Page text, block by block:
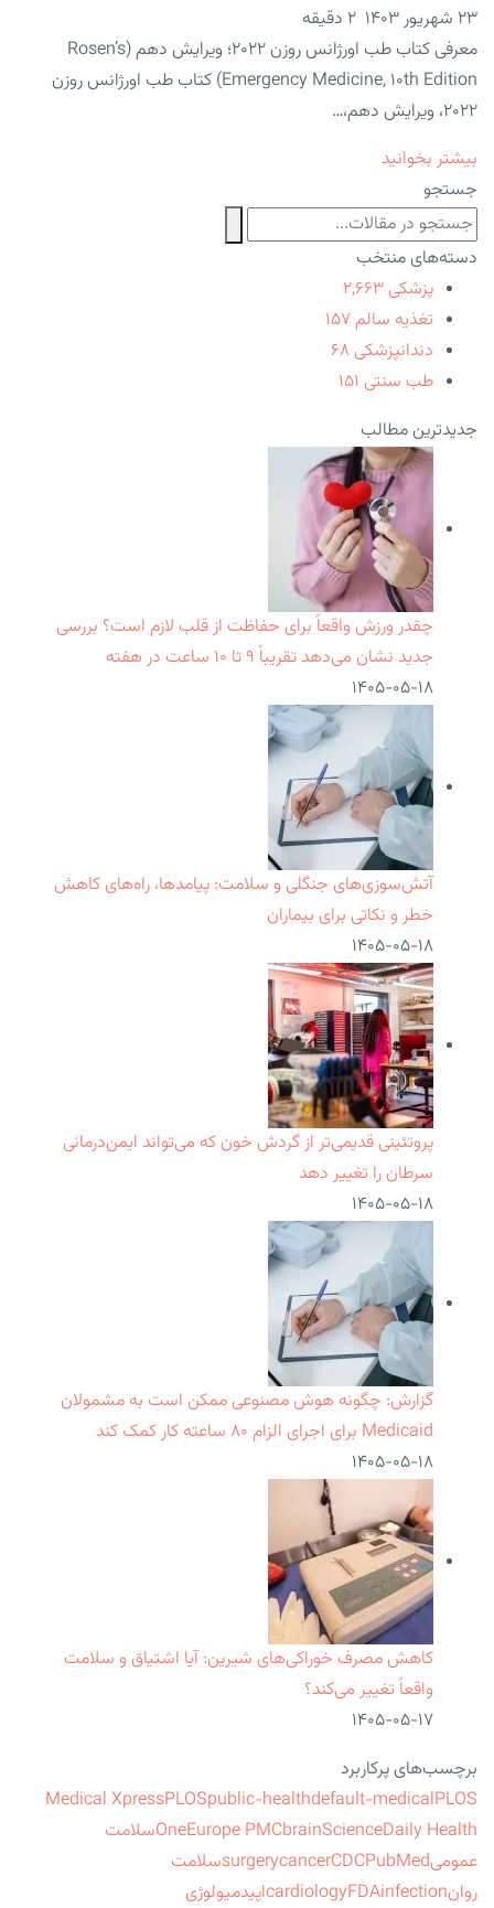
۲۳ شهریور ۱۴۰۳
معرفی کتاب طب اورژانس روزن ۲۰۲۲؛ ویرایش دهم (Rosen’s
Emergency Medicine, 10th Edition) کتاب طب اورژانس روزن
۲۰۲۲، ویرایش دهم،…
بیشتر بخوانید
جستجو
دسته‌های منتخب
پزشکی ۲,۶۶۳
تغذیه سالم ۱۵۷
دندانپزشکی ۶۸
طب سنتی ۱۵۱
جدیدترین مطالب
چقدر ورزش واقعاً برای حفاظت از قلب لازم است؟ بررسی
جدید نشان می‌دهد تقریباً ۹ تا ۱۰ ساعت در هفته
۱۴۰۵-۰۵-۱۸
آتش‌سوزی‌های جنگلی و سلامت: پیامدها، راه‌های کاهش
خطر و نکاتی برای بیماران
۱۴۰۵-۰۵-۱۸
پروتئینی قدیمی‌تر از گردش خون که می‌تواند ایمن‌درمانی
سرطان را تغییر دهد
۱۴۰۵-۰۵-۱۸
گزارش: چگونه هوش مصنوعی ممکن است به مشمولان
Medicaid برای اجرای الزام ۸۰ ساعته کار کمک کند
۱۴۰۵-۰۵-۱۸
کاهش مصرف خوراکی‌های شیرین: آیا اشتیاق و سلامت
واقعاً تغییر می‌کند؟
۱۴۰۵-۰۵-۱۷
برچسب‌های پرکاربرد
Medical XpressPLOSpublic-healthdefault-medicalPLOS
OneEurope PMCbrainScienceDaily Health
سلامت
عمومی
surgerycancerCDCPubMed
سلامت
روان
cardiologyFDAinfection
اپیدمیولوژی